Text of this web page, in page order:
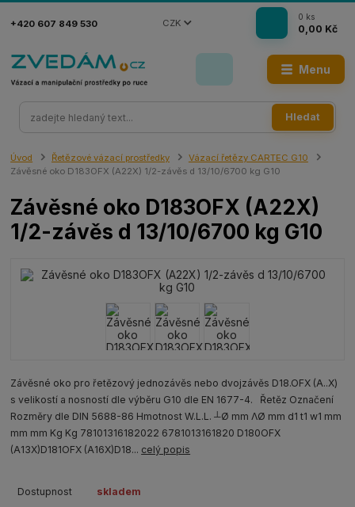
Menu
CZK
Hledat
+420 607 849 530
0 ks
0,00 Kč
Úvod Řetězové vázací prostředky
Vázací řetězy CARTEC G10
Závěsné oko D183OFX (A22X) 1/2-závěs d 13/10/6700 kg G10
Závěsné oko D183OFX (A22X)
1/2-závěs d 13/10/6700 kg G10
Závěsné oko pro řetězový jednozávěs nebo dvojzávěs D18.OFX (A..X)
s velikostí a nosností dle výběru G10 dle EN 1677-4. Řetěz Označení
Rozměry dle DIN 5688-86 Hmotnost W.L.L. ┴Ø mm ΛØ mm d1 t1 w1 mm
mm mm Kg Kg 78101316182022 6781013161820 D180OFX
(A13X)D181OFX (A16X)D18... celý popis
Dostupnost
skladem